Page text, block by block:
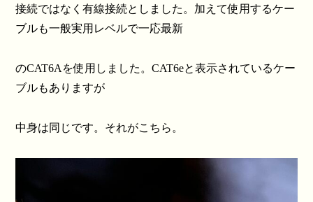
接続ではなく有線接続としました。加えて使用するケー
ブルも一般実用レベルで一応最新
のCAT6Aを使用しました。CAT6eと表示されているケー
ブルもありますが
中身は同じです。それがこちら。